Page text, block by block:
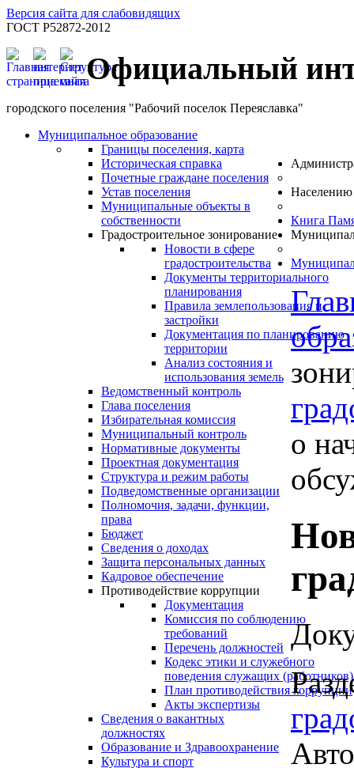
Версия сайта для слабовидящих
ГОСТ Р52872-2012
Официальный
городского поселения "Рабочий поселок Переяславка"
Муниципальное образование
Границы поселения, карта
Историческая справка
Почетные граждане поселения
Устав поселения
Муниципальные объекты в
собственности
Градостроительное зонирование
Новости в сфере
градостроительства
Документы территориального
планирования
Правила землепользования и
застройки
Документация по планированию
территории
Анализ состояния и
использования земель
Ведомственный контроль
Глава поселения
Избирательная комиссия
Муниципальный контроль
Нормативные документы
Проектная документация
Структура и режим работы
Подведомственные организации
Полномочия, задачи, функции,
права
Бюджет
Сведения о доходах
Защита персональных данных
Кадровое обеспечение
Противодействие коррупции
Документация
Комиссия по соблюдению
требований
Перечень должностей
Кодекс этики и служебного
поведения служащих (работников)
План противодействия коррупции
Акты экспертизы
Сведения о вакантных
должностях
Населению
Образование и Здравоохранение
Культура и спорт
Книга
о